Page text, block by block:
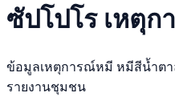
ซัปโปโร เหตุก
ข้อมูลเหตุการณ์หมี หมีสีน้ำตา
รายงานชุมชน